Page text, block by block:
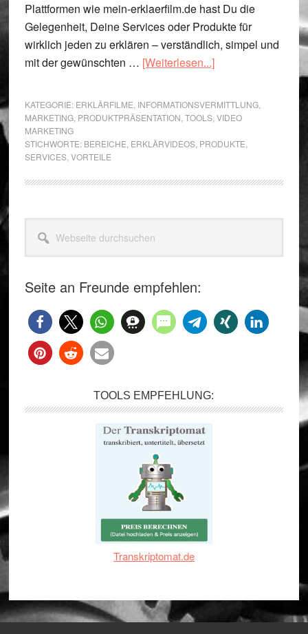
Plattformen wie mein-erklaerfilm.de hast Du die
Gelegenheit, Deine Services oder Produkte für
wirklich jeden zu erklären – verständlich, simpel und
mit der gewünschten … [Weiterlesen...]ÜberErklärfilme
die
professionell
KATEGORIE: ERKLÄRFILME INFORMATIONSVERMITTLUNG,
MARKETING, PRODUKTPRÄSENTATION TOOLS, VIDEO
MARKETING
STICHWORTE: BEREICHE ERKLÄRVIDEOS, PRODUKTE
SERVICES, VORTEILE
Seitenspalte
durchsuchen
Seite an Freunde empfehlen:
TOOLS EMPFEHLUNG:
Transkriptomat.de